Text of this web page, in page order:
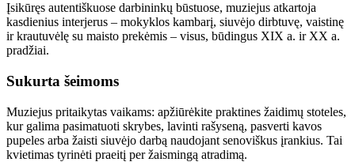
Įsikūręs autentiškuose darbininkų būstuose, muziejus atkartoja
kasdienius interjerus – mokyklos kambarį, siuvėjo dirbtuvę, vaistinę
ir krautuvėlę su maisto prekėmis – visus, būdingus XIX a. ir XX a.
pradžiai.
Sukurta šeimoms
Muziejus pritaikytas vaikams: apžiūrėkite praktines žaidimų stoteles,
kur galima pasimatuoti skrybes, lavinti rašyseną, pasverti kavos
pupeles arba žaisti siuvėjo darbą naudojant senoviškus įrankius. Tai
kvietimas tyrinėti praeitį per žaismingą atradimą.